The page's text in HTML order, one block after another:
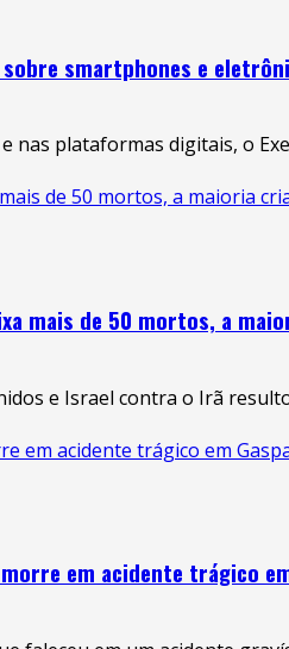
smartphones e
nas plataformas digitais, o
de 50 mortos, a maioria
mais de 50 mortos, a
e Israel contra o Irã
em acidente trágico em
em acidente trágico